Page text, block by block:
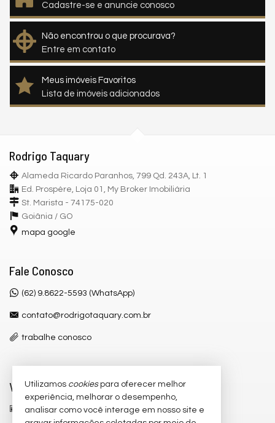
Cadastre-se e anuncie conosco
Não encontrou o que procurava?
Entre em contato
Meus imóveis Favoritos
Lista de imóveis adicionados
Rodrigo Taquary
Alameda Ricardo Paranhos, 799 Qd. 243A, Lt. 1
Ed. Prospère, Loja 01, My Broker Imobiliária
St. Marista - 74175-020
Goiânia / GO
mapa google
Fale Conosco
(62) 9.8622-5593 (WhatsApp)
contato@rodrigotaquary.com.br
trabalhe conosco
Veja Mais
receba nosso newsletter
Utilizamos cookiespara oferecer melhor
experiência, melhorar o desempenho,
analisar como você interage em nosso site e